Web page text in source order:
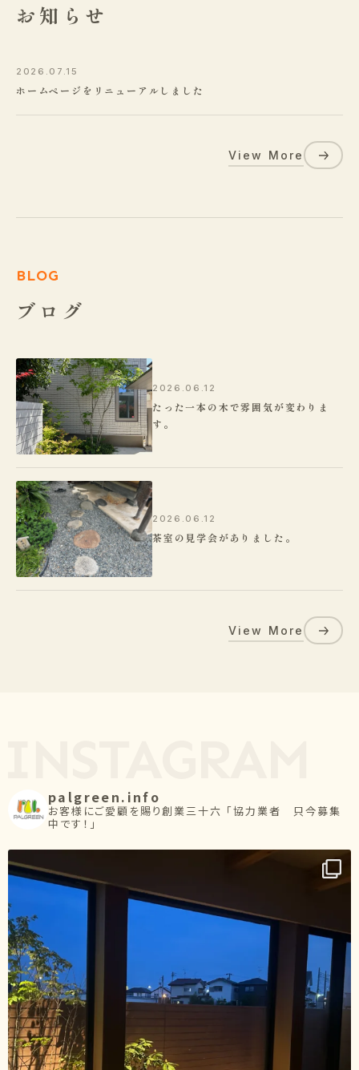
お知らせ
2026.07.15
ホームページをリニューアルしました
View More
BLOG
ブログ
2026.06.12
たった一本の木で雰囲気が変わりま
す。
2026.06.12
茶室の見学会がありました。
View More
palgreen.info
お客様にご愛顧を賜り創業三十六 「協力業者 只今募集
中です！」